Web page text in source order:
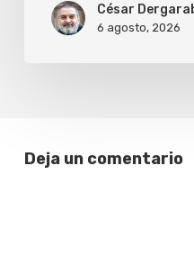
César
6 agosto, 2026
Deja un comentario